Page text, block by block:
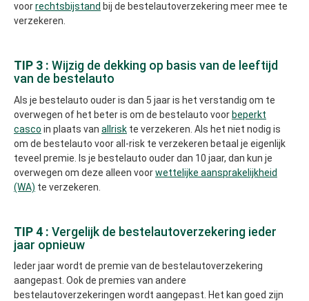
voorrechtsbijstand bij de bestelautoverzekering meer mee te
verzekeren.
TIP 3 : Wijzig de dekking op basis van de leeftijd
van de bestelauto
Als je bestelauto ouder is dan 5 jaar is het verstandig om te
overwegen of het beter is om de bestelauto voorbeperkt
casco in plaats van allrisk te verzekeren. Als het niet nodig is
om de bestelauto voor all-risk te verzekeren betaal je eigenlijk
teveel premie. Is je bestelauto ouder dan 10 jaar, dan kun je
overwegen om deze alleen voorwettelijke aansprakelijkheid
(WA) te verzekeren.
TIP 4 : Vergelijk de bestelautoverzekering ieder
jaar opnieuw
Ieder jaar wordt de premie van de bestelautoverzekering
aangepast. Ook de premies van andere
bestelautoverzekeringen wordt aangepast. Het kan goed zijn